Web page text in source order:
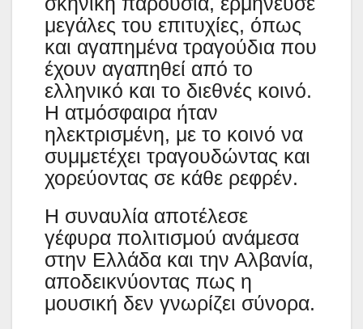
μεγάλες του επιτυχίες, όπως
και αγαπημένα τραγούδια που
έχουν αγαπηθεί από το
ελληνικό και το διεθνές κοινό.
Η ατμόσφαιρα ήταν
ηλεκτρισμένη, με το κοινό να
συμμετέχει τραγουδώντας και
χορεύοντας σε κάθε ρεφρέν.
Η συναυλία αποτέλεσε
γέφυρα πολιτισμού ανάμεσα
στην Ελλάδα και την Αλβανία,
αποδεικνύοντας πως η
μουσική δεν γνωρίζει σύνορα.